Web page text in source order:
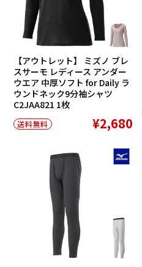
【アウトレット】 ミズノ ブレ
スサーモ レディース アンダー
ウエア 中厚ソフト for Daily ラ
ウンドネック9分袖シャツ
C2JAA821 1枚
送料無料 ¥2,680
SALE